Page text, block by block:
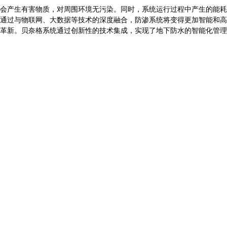
生有害物质，对周围环境无污染。同时，系统运行过程中产生的能
与物联网、大数据等技术的深度融合，防渗系统将变得更加智能和
。贝奈格系统通过创新性的技术集成，实现了地下防水的智能化